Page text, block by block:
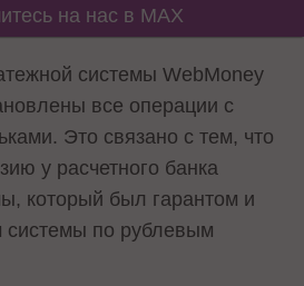
на нас в MAX
системы WebMoney
все операции с
Это связано с тем, что
у расчетного банка
который был гарантом и
системы по рублевым